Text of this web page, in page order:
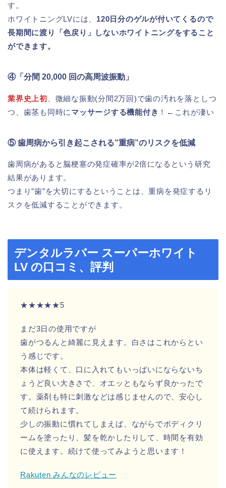
す。
ホワイトニングLVには、 120日分のゲルが付いてくるので
長期間に渡り「色戻り」しないホワイトニングをすること
ができます。
④「分間 20,000 回の高周波振動」
業界史上初 、微細な振動(分間2万回)で歯の汚れを落としつ
つ、歯茎も同時に マッサージする機能付き ！←これが凄い
⑤ 歯周病から引き起こされる”重病”のリスクを低減
歯周病があると脳梗塞の発症確率が2倍になるという研究
結果があります。
つまり”歯”を大切にするということは、重病を発症するリ
スクを低減することができます。
デンタルラバー スーパーホワイト
LV の口コミ、評判
★★★★★5
まだ3日の使用ですが
歯がつるんと綺麗に見えます。白さはこれからとい
う感じです。
本体は軽くて、口に入れてもいっぱいにならないち
ょうど良い大きさで、オエッともならず良かったで
す。薬剤も特に刺激などは感じませんので、安心し
て続けられます。
少しの振動に慣れてしまえば、ながらでボディクリ
ームを塗ったり、髪を乾かしたりして、時間を有効
に使えます。続けて使ってみようと思います！
Rakuten みんなのレビュー